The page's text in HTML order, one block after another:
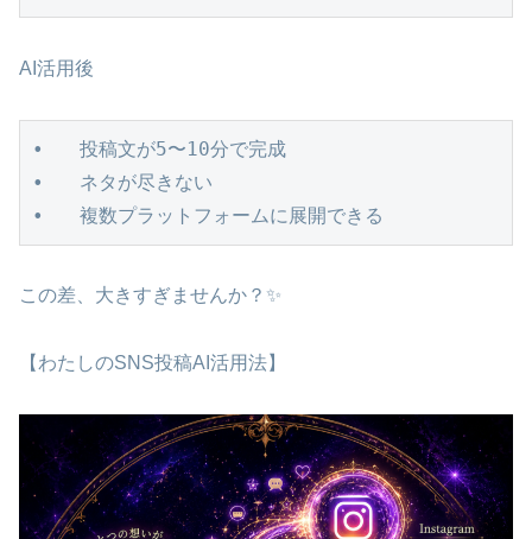
AI活用後
•   投稿文が5〜10分で完成
•   ネタが尽きない
•   複数プラットフォームに展開できる
この差、大きすぎませんか？✨
【わたしのSNS投稿AI活用法】